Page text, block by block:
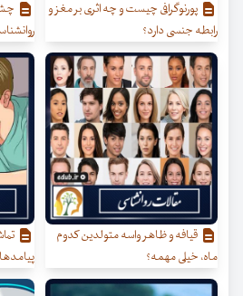
پورنوگرافی چیست و چه اثری بر مغز و
رابطه جنسی دارد؟
قیافه و ظاهر واسه متولدین کدوم
ماه، خیلی مهمه؟